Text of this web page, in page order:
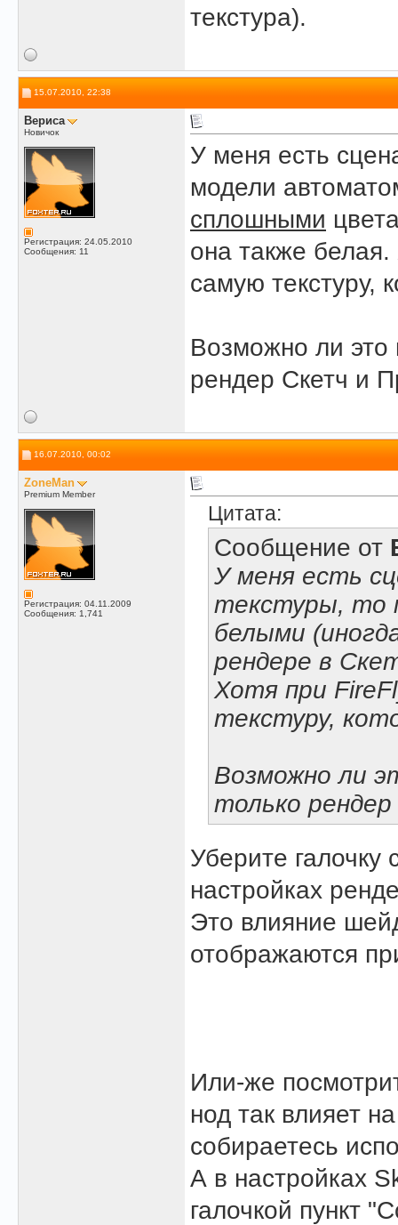
текстура).
15.07.2010, 22:38
Вериса
Новичок
Регистрация: 24.05.2010
Сообщения: 11
У меня есть
модели
сплошными
она также
самую текстуру,
Возможно ли это
рендер Скетч и
16.07.2010, 00:02
ZoneMan
Premium Member
Регистрация: 04.11.2009
Сообщения: 1,741
Цитата:
Сообщение от
У меня есть
текстуры, то
белыми
рендере в
Хотя при
текстуру,
Возможно ли
только
Уберите
настройках
Это влияние
отображаются
Или-же
нод так влияет
собираетесь
А в настройках
галочкой пункт